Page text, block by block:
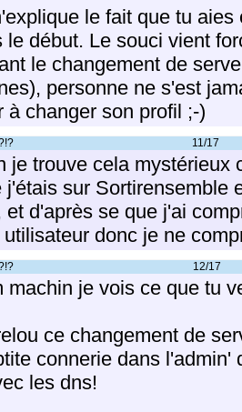
le fait que tu aies
le début. Le souci vient
le changement de
personne ne s'est
à changer son profil ;-)
11/17
je trouve cela mystérieux
j'étais sur Sortirensemble
et d'après se que j'ai
utilisateur donc je ne
12/17
machin je vois ce que tu
ce changement de
connerie dans l'admin'
les dns!